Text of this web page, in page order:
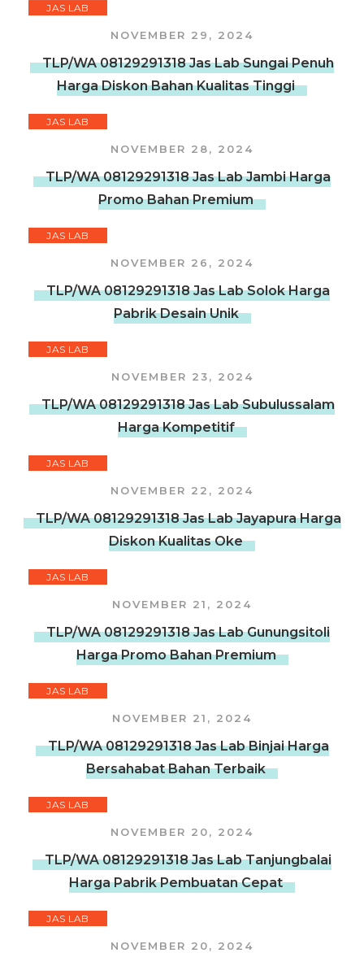
JAS LAB
NOVEMBER 29, 2024
TLP/WA 08129291318 Jas Lab Sungai Penuh
Harga Diskon Bahan Kualitas Tinggi
JAS LAB
NOVEMBER 28, 2024
TLP/WA 08129291318 Jas Lab Jambi Harga
Promo Bahan Premium
JAS LAB
NOVEMBER 26, 2024
TLP/WA 08129291318 Jas Lab Solok Harga
Pabrik Desain Unik
JAS LAB
NOVEMBER 23, 2024
TLP/WA 08129291318 Jas Lab Subulussalam
Harga Kompetitif
JAS LAB
NOVEMBER 22, 2024
TLP/WA 08129291318 Jas Lab Jayapura Harga
Diskon Kualitas Oke
JAS LAB
NOVEMBER 21, 2024
TLP/WA 08129291318 Jas Lab Gunungsitoli
Harga Promo Bahan Premium
JAS LAB
NOVEMBER 21, 2024
TLP/WA 08129291318 Jas Lab Binjai Harga
Bersahabat Bahan Terbaik
JAS LAB
NOVEMBER 20, 2024
TLP/WA 08129291318 Jas Lab Tanjungbalai
Harga Pabrik Pembuatan Cepat
JAS LAB
NOVEMBER 20, 2024